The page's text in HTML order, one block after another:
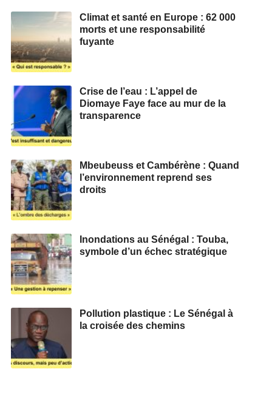
Climat et santé en Europe : 62 000
morts et une responsabilité
fuyante
Crise de l’eau : L’appel de
Diomaye Faye face au mur de la
transparence
Mbeubeuss et Cambérène : Quand
l’environnement reprend ses
droits
Inondations au Sénégal : Touba,
symbole d’un échec stratégique
Pollution plastique : Le Sénégal à
la croisée des chemins